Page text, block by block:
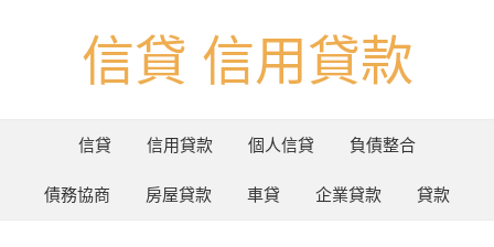
信貸 信用貸款
信貸 信用貸款 個人信貸 負債整合
債務協商 房屋貸款 車貸 企業貸款 貸款